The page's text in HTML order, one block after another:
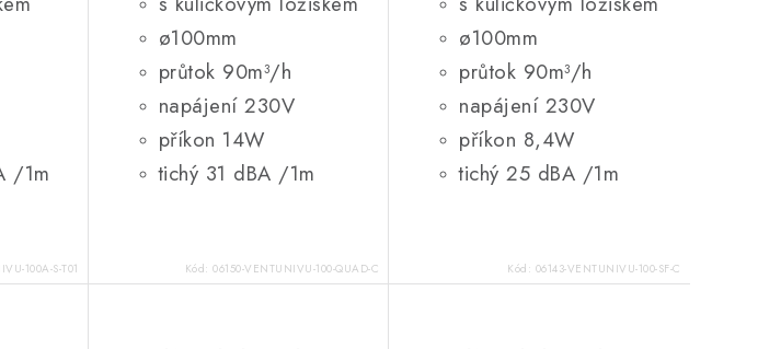
/1m
100A-S-T01
ø100mm
průtok 90m³/h
napájení 230V
příkon 14W
tichý 31 dBA /1m
Kód:06150-VENTUNIVU-100-QUAD-C
ø100mm
průtok 90m³/h
napájení 230V
příkon 8,4W
tichý 25 dBA /1m
Kód: 06143-VENTUNIVU-100-SF-C